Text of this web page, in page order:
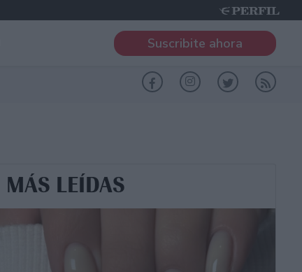
Suscribite ahora
MÁS LEÍDAS